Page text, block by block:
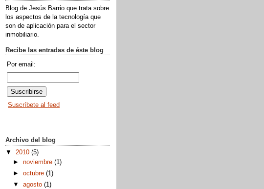
Blog de Jesús Barrio que trata sobre
los aspectos de la tecnología que
son de aplicación para el sector
inmobiliario.
Recibe las entradas de éste blog
Por email:
Suscríbete al feed
Archivo del blog
▼ 2010 (5)
►noviembre(1)
►octubre(1)
▼agosto(1)